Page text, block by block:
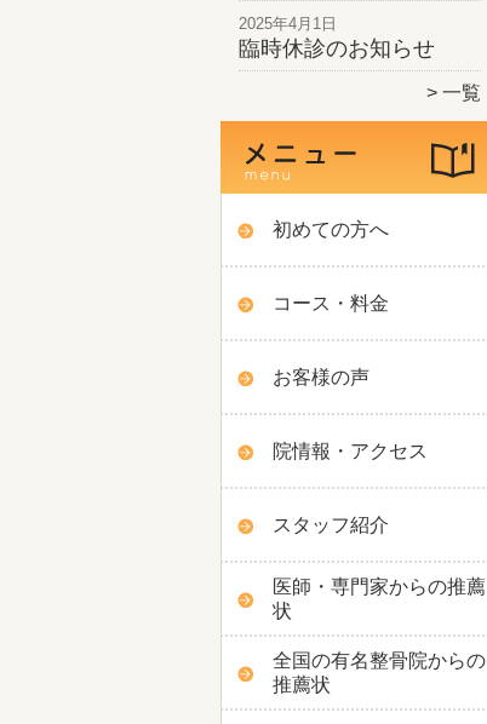
2025年4月1日
臨時休診のお知らせ
一覧
初めての方へ
コース・料金
お客様の声
院情報・アクセス
スタッフ紹介
医師・専門家からの推薦
状
全国の有名整骨院からの
推薦状